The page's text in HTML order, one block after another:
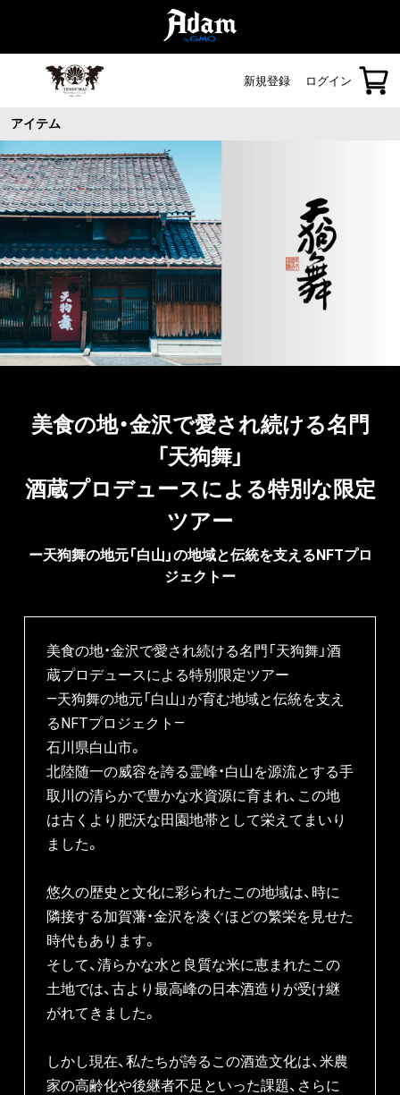
新規登録 ログイン
アイテム
美食の地・金沢で愛され続ける名門
「天狗舞」
酒蔵プロデュースによる特別な限定
ツアー
ー天狗舞の地元「白山」の地域と伝統を支えるNFTプロ
ジェクトー
美食の地・金沢で愛され続ける名門「天狗舞」酒
蔵プロデュースによる特別限定ツアー
―天狗舞の地元「白山」が育む地域と伝統を支え
るNFTプロジェクト―
⽯川県⽩⼭市。
北陸随⼀の威容を誇る霊峰・⽩⼭を源流とする⼿
取川の清らかで豊かな⽔資源に育まれ、この地
は古くより肥沃な⽥園地帯として栄えてまいり
ました。
悠久の歴史と⽂化に彩られたこの地域は、時に
隣接する加賀藩・⾦沢を凌ぐほどの繁栄を⾒せた
時代もあります。
そして、清らかな⽔と良質な⽶に恵まれたこの
⼟地では、古より最⾼峰の⽇本酒造りが受け継
がれてきました。
しかし現在、私たちが誇るこの酒造文化は、⽶農
家の⾼齢化や後継者不⾜といった課題、さらに